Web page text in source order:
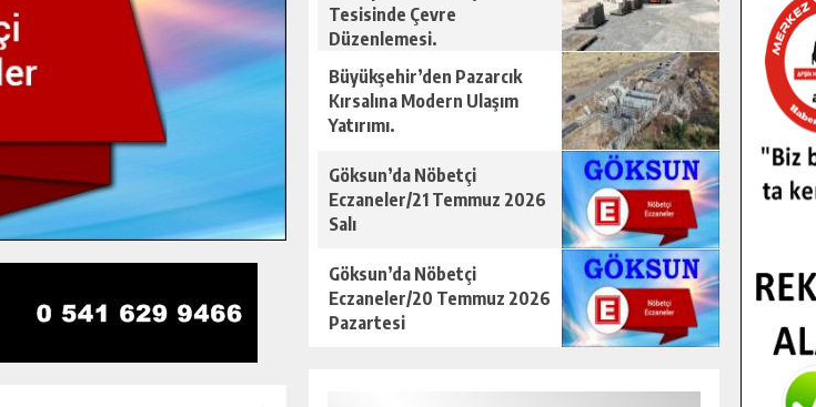
Tesisinde Çevre
Düzenlemesi.
Büyükşehir’den Pazarcık
Kırsalına Modern Ulaşım
Yatırımı.
Göksun’da Nöbetçi
Eczaneler/21 Temmuz 2026
Salı
Göksun’da Nöbetçi
Eczaneler/20 Temmuz 2026
Pazartesi